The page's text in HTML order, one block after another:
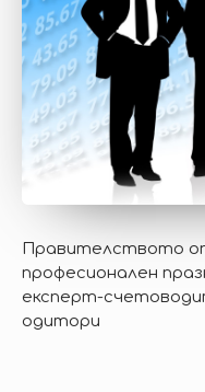
Правителството
професионален
експерт-
одитори